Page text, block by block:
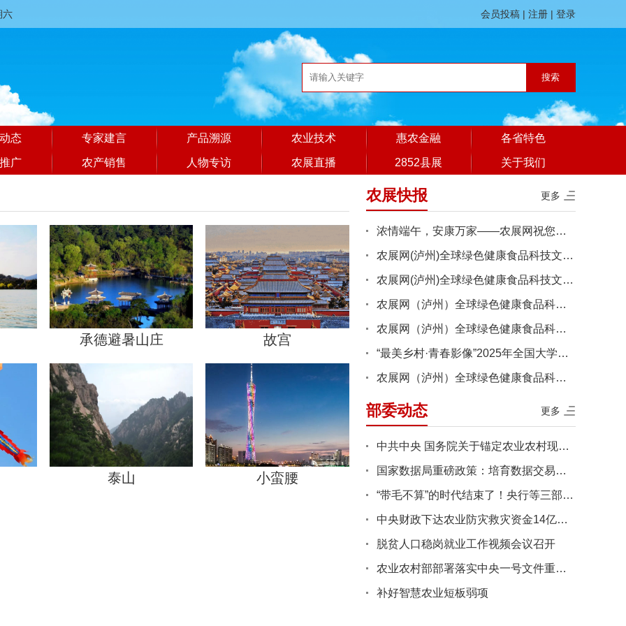
六 会员投稿 | 注册 | 登录
态 专家建言 产品溯源 农业技术 惠农金融 各省特色
广 农产销售 人物专访 农展直播 2852县展 关于我们
承德避暑山庄 故宫
泰山 小蛮腰
农展快报 更多
浓情端午，安康万家——农展网祝您端午吉顺
农展网(泸州)全球绿色健康食品科技文旅消费综合体建设项目工程施···
农展网(泸州)全球绿色健康食品科技文旅消费综合体建设项目工程施···
农展网（泸州）全球绿色健康食品科技文旅消费综合体建设项目工程···
农展网（泸州）全球绿色健康食品科技文旅消费综合体建设项目工程···
“最美乡村·青春影像”2025年全国大学生乡村振兴短视频大赛获奖···
农展网（泸州）全球绿色健康食品科技文旅消费综合体建设项目工程···
部委动态 更多
中共中央 国务院关于锚定农业农村现代化 扎实推进乡村全面振兴的···
国家数据局重磅政策：培育数据交易所、平台企业、数据商“三驾马···
“带毛不算”的时代结束了！央行等三部门联合发文：活体畜禽正式···
中央财政下达农业防灾救灾资金14亿元支持各地病虫害防控
脱贫人口稳岗就业工作视频会议召开
农业农村部部署落实中央一号文件重点工作
补好智慧农业短板弱项